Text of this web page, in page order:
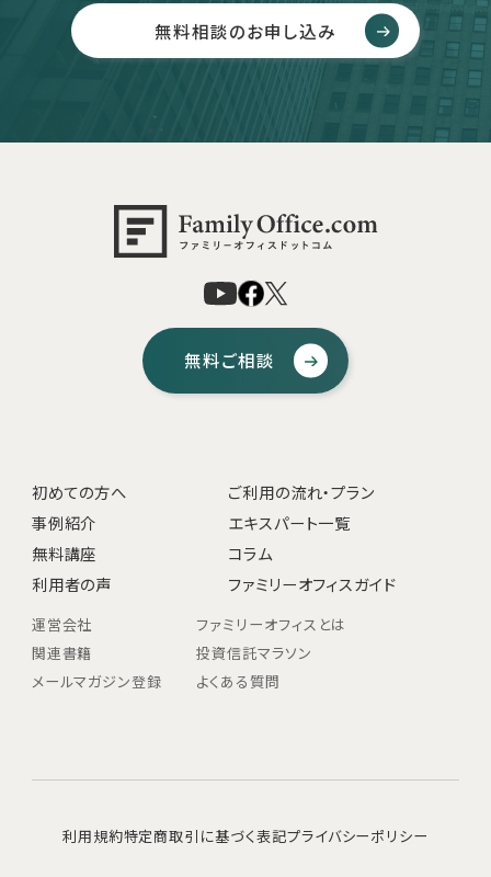
無料相談のお申し込み
無料ご相談
初めての方へ
ご利用の流れ・プラン
事例紹介
エキスパート一覧
無料講座
コラム
利用者の声
ファミリーオフィスガイド
運営会社
ファミリーオフィスとは
関連書籍
投資信託マラソン
メールマガジン登録
よくある質問
利用規約特定商取引に基づく表記プライバシーポリシー